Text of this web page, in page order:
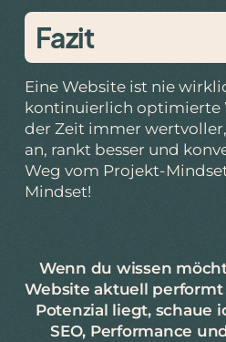
Fazit
Eine Website ist nie
kontinuierlich optimierte
der Zeit immer
an, rankt besser und
Weg vom Projekt-
Mindset!
Wenn du wissen
Website aktuell
Potenzial liegt, schaue
SEO, Performance